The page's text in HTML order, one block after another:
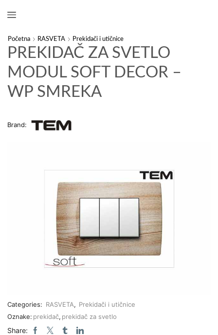
Početna RASVETA Prekidači i utičnice
PREKIDAČ ZA SVETLO
MODUL SOFT DECOR –
WP SMREKA
Brand:
Categories: RASVETA, Prekidači i utičnice
Oznake: prekidač, prekidač za svetlo
Share: